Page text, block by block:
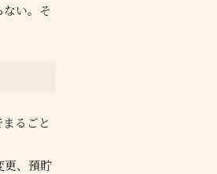
い。そ
るごと
更、預貯